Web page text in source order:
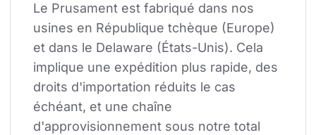
Le Prusament est fabriqué dans nos
usines en République tchèque (Europe)
et dans le Delaware (États-Unis). Cela
implique une expédition plus rapide, des
droits d'importation réduits le cas
échéant, et une chaîne
d'approvisionnement sous notre total